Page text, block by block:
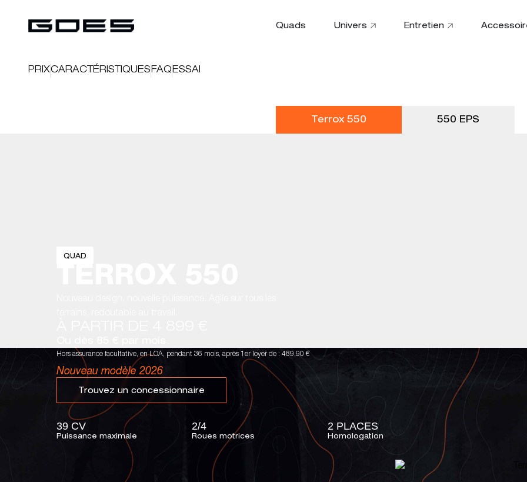
Quads Univers Entretien
Terrox 550 550 EPS
QUAD
Hors assurance facultative, en LOA, pendant 36 mois, après 1er loyer de : 489,90 €
Nouveau modèle 2026
Trouvez un concessionnaire
39 CV
Puissance maximale
2/4
Roues motrices
2 PLACES
Homologation
PRIXCARACTÉRISTIQUESFAQESSAI